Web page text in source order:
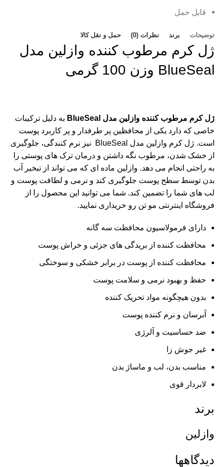
قابل حمل
توضیحات برند نظرات (0) حمل و نقل کالا
ژل کرم مرطوب کننده وازلین مدل
BlueSeal وزن 100 گرمی
ژل کرم مرطوب کننده وازلین مدل BlueSeal
به دلیل ترکیبات
خاصی که دارد یکی از محافظین پر طرفدار و پر کاربرد پوست
است. ژل کرم وازلین
مدل BlueSeal نیز نرم کنندگی، جلوگیری
از خشک شدن، مرطوب نگه داشتن و درمان ترک های پوستی را
به راحتی انجام می دهد. وازلین ماده ای که می تواند از تبخیر آب
بدن توسط سطح پوست جلوگیری کند و نرمی و لطافت پوست و
لب های شما را تضمین کند. شما می توانید این محصول را از
فروشگاه اینترنتی مو تن رو خریداری نمایید.
دارای فرمولاسیون محافظت سه گانه
محافظت کننده از بریدگی های جزئی و خراش پوست
محافظت کننده از پوست در برابر خشکی و سوختگی
حفظ و بهبود نرمی و سلامت پوست
بدون هیچگونه مواد تحریک کننده
آبرسان و نرم کننده پوست
ضد حساسیت و آلرژی
غیر جوش زا
مناسب بدن، لب و ماساژ بدن
لابردار قوی
برند
وازلین
دیدگاهها